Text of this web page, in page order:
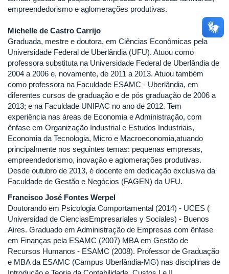
empreendedorismo e aglomerações produtivas.
Michelle de Castro Carrijo
Graduada, mestre e doutora, em Ciências Econômicas pela
Universidade Federal de Uberlândia (UFU). Atuou como
professora substituta na Universidade Federal de Uberlândia de
2004 a 2006 e, novamente, de 2011 a 2013. Atuou também
como professora na Faculdade ESAMC - Uberlândia, em
diferentes cursos de graduação e de pós graduação de 2006 a
2013; e na Faculdade UNIPAC no ano de 2012. Tem
experiência nas áreas de Economia e Administração, com
ênfase em Organização Industrial e Estudos Industriais,
Economia da Tecnologia, Micro e Macroeconomia,atuando
principalmente nos seguintes temas: pequenas empresas,
empreendedorismo, inovação e aglomerações produtivas.
Desde outubro de 2013, é docente em dedicação exclusiva da
Faculdade de Gestão e Negócios (FAGEN) da UFU.
Francisco José Fontes Werpel
Doutorando em Psicologia Comportamental (2014) - UCES (
Universidad de CienciasEmpresariales y Sociales) - Buenos
Aires. Graduado em Administração de Empresas com ênfase
em Finanças pela ESAMC (2007) MBA em Gestão de
Recursos Humanos - ESAMC (2008). Professor de Graduação
e MBA da ESAMC (Campus Uberlândia-MG) nas disciplinas de